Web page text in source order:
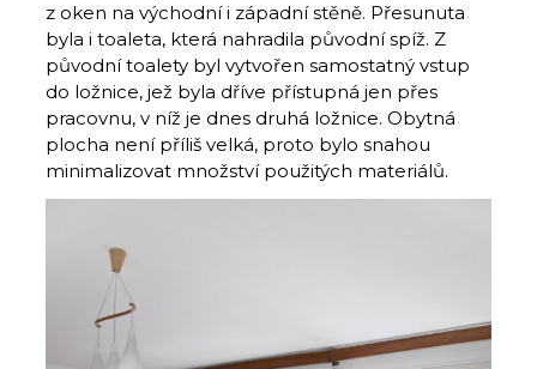
z oken na východní i západní stěně. Přesunuta
byla i toaleta, která nahradila původní spíž. Z
původní toalety byl vytvořen samostatný vstup
do ložnice, jež byla dříve přístupná jen přes
pracovnu, v níž je dnes druhá ložnice. Obytná
plocha není příliš velká, proto bylo snahou
minimalizovat množství použitých materiálů.